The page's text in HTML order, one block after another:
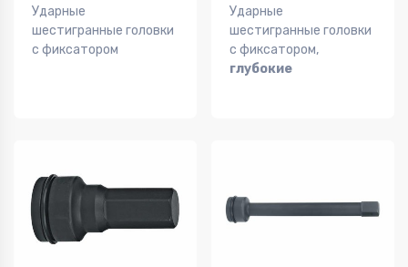
Ударные
шестигранные головки
с фиксатором
Ударные
шестигранные головки
с фиксатором,
глубокие